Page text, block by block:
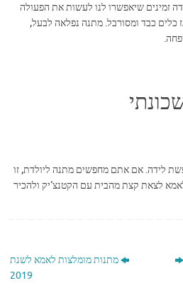
זמינים שיאפשרו לנו לעשות את הפעולה
כלים כבד ומסורבל. מתנה נפלאה לבעל,
לידה. אם אתם מחפשים מתנה ליולדת, זו
לצאת קצת מהבית עם הקטנצ‘יק ולהכיר
מתנות מומלצות לאמא לשנת
2019